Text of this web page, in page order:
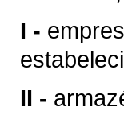
I -
II -